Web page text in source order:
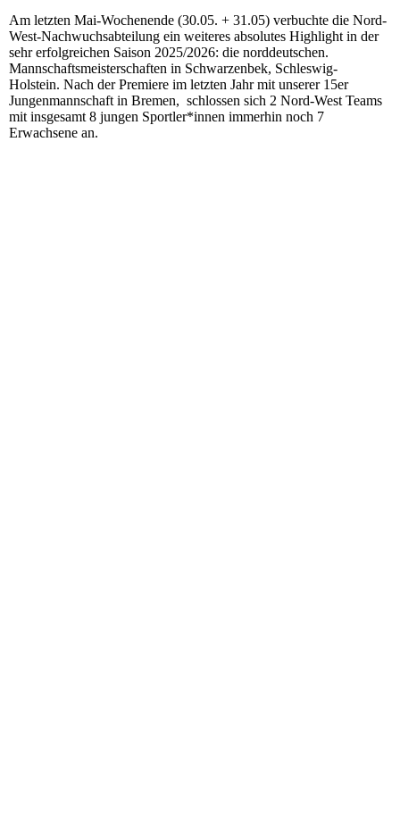
Am letzten Mai-Wochenende (30.05. + 31.05) verbuchte die Nord-
West-Nachwuchsabteilung ein weiteres absolutes Highlight in der
sehr erfolgreichen Saison 2025/2026: die norddeutschen.
Mannschaftsmeisterschaften in Schwarzenbek, Schleswig-
Holstein. Nach der Premiere im letzten Jahr mit unserer 15er
Jungenmannschaft in Bremen, schlossen sich 2 Nord-West Teams
mit insgesamt 8 jungen Sportler*innen immerhin noch 7
Erwachsene an.